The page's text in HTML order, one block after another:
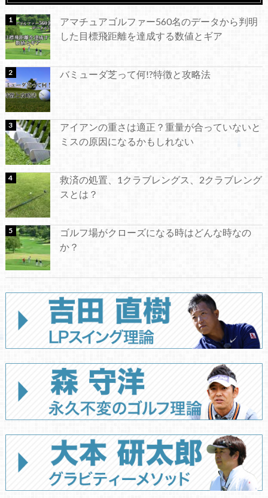
アマチュアゴルファー560名のデータから判明
した目標飛距離を達成する数値とギア
バミューダ芝って何!?特徴と攻略法
アイアンの重さは適正？重量が合っていないと
ミスの原因になるかもしれない
救済の処置、1クラブレングス、2クラブレング
スとは？
ゴルフ場がクローズになる時はどんな時なの
か？